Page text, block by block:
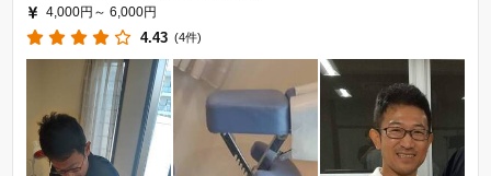
4,000円～ 6,000円
4.43 (4件)